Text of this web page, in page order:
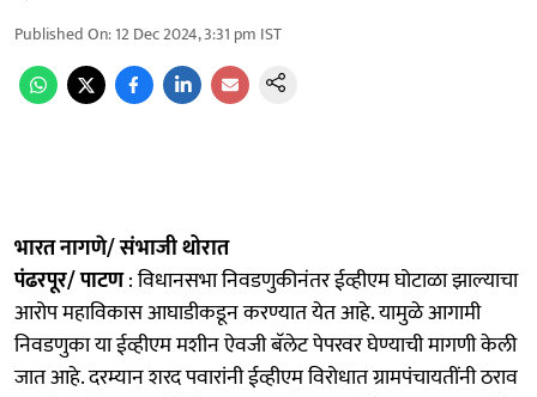
Published On:12 Dec 2024, 3:31 pm IST
भारत नागणे/ संभाजी थोरात
पंढरपूर/ पाटण: विधानसभा निवडणुकीनंतर ईव्हीएम घोटाळा झाल्याचा
आरोप महाविकास आघाडीकडून करण्यात येत आहे. यामुळे आगामी
निवडणुका या ईव्हीएम मशीन ऐवजी बॅलेट पेपरवर घेण्याची मागणी केली
जात आहे. दरम्यान शरद पवारांनी ईव्हीएम विरोधात ग्रामपंचायतींनी ठराव